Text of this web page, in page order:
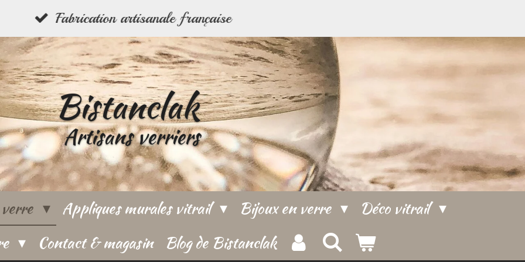
Fabrication artisanale française
Bistanclak
Artisans verriers
Appliques murales vitrail Bijoux en verre
Déco vitrail
Contact & magasin Blog de Bistanclak